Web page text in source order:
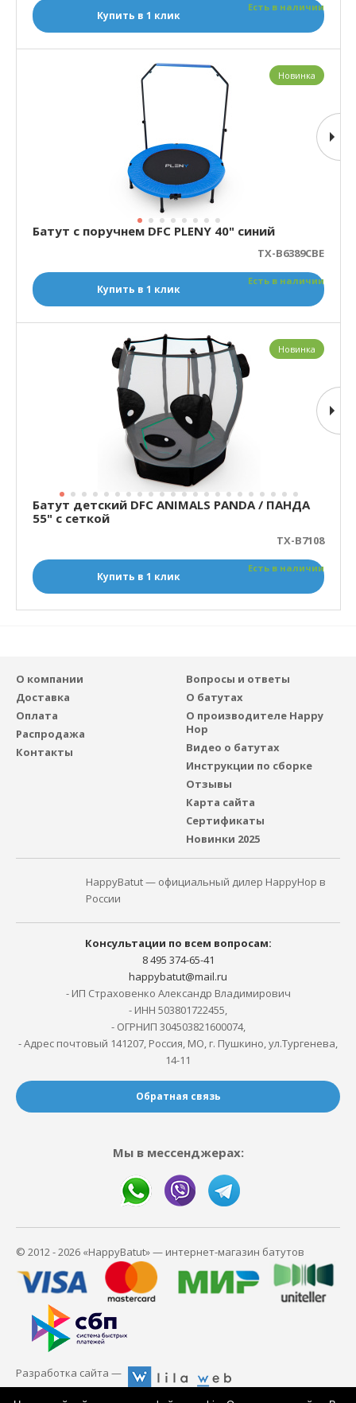
Есть в наличии
Купить в 1 клик
Батут с поручнем DFC PLENY 40" синий
TX-B6389CBE
Есть в наличии
Купить в 1 клик
Новинка
Батут детский DFC ANIMALS PANDA / ПАНДА
55" с сеткой
TX-B7108
Есть в наличии
Купить в 1 клик
Новинка
О компании
Доставка
Оплата
Распродажа
Контакты
Вопросы и ответы
О батутах
О производителе Happy
Hop
Видео о батутах
Инструкции по сборке
Отзывы
Карта сайта
Сертификаты
Новинки 2025
HappyBatut — официальный дилер HappyHop в
России
Консультации по всем вопросам:
8 495 374-65-41
happybatut@mail.ru
- ИП Страховенко Александр Владимирович
- ИНН 503801722455,
- ОГРНИП 304503821600074,
- Адрес почтовый 141207, Россия, МО, г. Пушкино, ул.Тургенева,
14-11
Обратная связь
Мы в мессенджерах:
© 2012 - 2026 «HappyBatut» — интернет-магазин батутов
Разработка сайта —